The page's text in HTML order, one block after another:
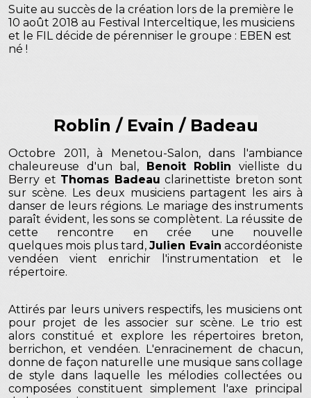
Suite au succès de la création lors de la première le
10 août 2018 au Festival Interceltique, les musiciens
et le FIL décide de pérenniser le groupe : EBEN est
né !
Roblin / Evain / Badeau
Octobre 2011, à Menetou-Salon, dans l'ambiance
chaleureuse d'un bal, Benoit Roblin vielliste du
Berry et Thomas Badeau clarinettiste breton sont
sur scène. Les deux musiciens partagent les airs à
danser de leurs régions. Le mariage des instruments
paraît évident, les sons se complètent. La réussite de
cette rencontre en crée une nouvelle
quelques mois plus tard,Julien Evain accordéoniste
vendéen vient enrichir l'instrumentation et le
répertoire.
Attirés par leurs univers respectifs, les musiciens ont
pour projet de les associer sur scène. Le trio est
alors constitué et explore les répertoires breton,
berrichon, et vendéen. L'enracinement de chacun,
donne de façon naturelle une musique sans collage
de style dans laquelle les mélodies collectées ou
composées constituent simplement l'axe principal